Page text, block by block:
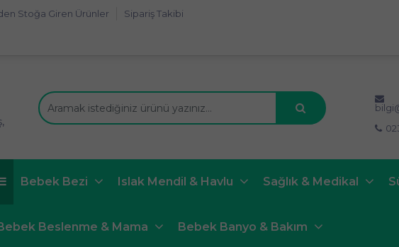
Stoğa Giren Ürünler Sipariş Takibi
Bebek Bezi Islak Mendil & Havlu Sağlık & Medikal
Beslenme & Mama Bebek Banyo & Bakım